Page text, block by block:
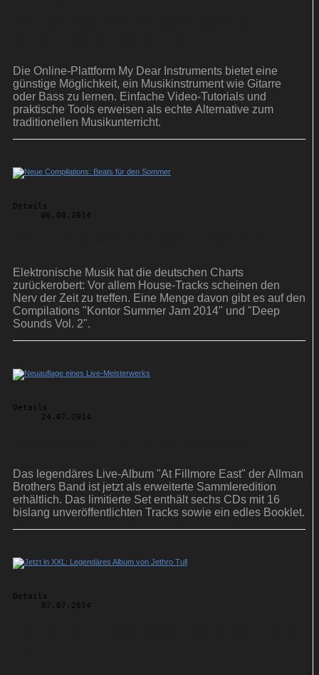
Die Online-Plattform My Dear Instruments bietet eine
günstige Möglichkeit, ein Musikinstrument wie Gitarre
oder Bass zu lernen. Einfache Video-Tutorials und
praktische Tools erweisen als echte Alternative zum
traditionellen Musikunterricht.
Details
06.08.2014
Elektronische Musik hat die deutschen Charts
zurückerobert: Vor allem House-Tracks scheinen den
Nerv der Zeit zu treffen. Eine Menge davon gibt es auf den
Compilations "Kontor Summer Jam 2014" und "Deep
Sounds Vol. 2".
Details
24.07.2014
Das legendäres Live-Album "At Fillmore East" der Allman
Brothers Band ist jetzt als erweiterte Sammleredition
erhältlich. Das limitierte Set enthält sechs CDs mit 16
bislang unveröffentlichten Tracks sowie ein edles Booklet.
Details
07.07.2014